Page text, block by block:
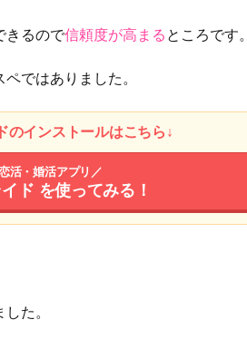
きるので信頼度が高まる ところです。
ではありました。
のインストールはこちら↓
活・婚活アプリ／
ド を使ってみる！
た。